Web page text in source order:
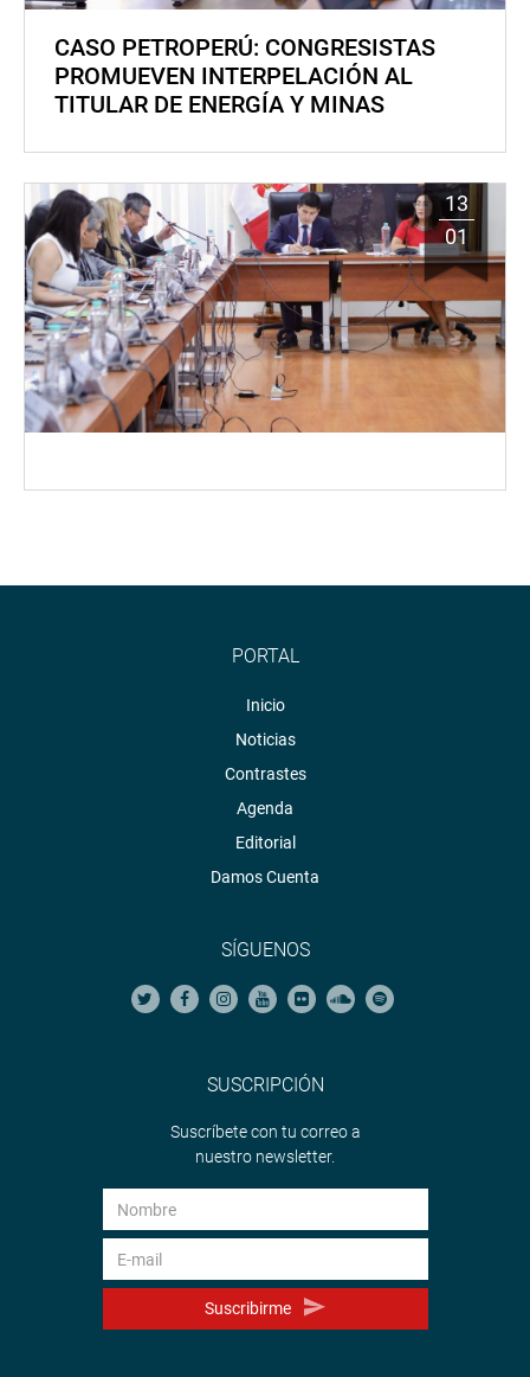
CASO PETROPERÚ: CONGRESISTAS
PROMUEVEN INTERPELACIÓN AL
TITULAR DE ENERGÍA Y MINAS
13
01
PORTAL
Inicio
Noticias
Contrastes
Agenda
Editorial
Damos Cuenta
SÍGUENOS
SUSCRIPCIÓN
Suscríbete con tu correo a
nuestro newsletter.
Suscribirme